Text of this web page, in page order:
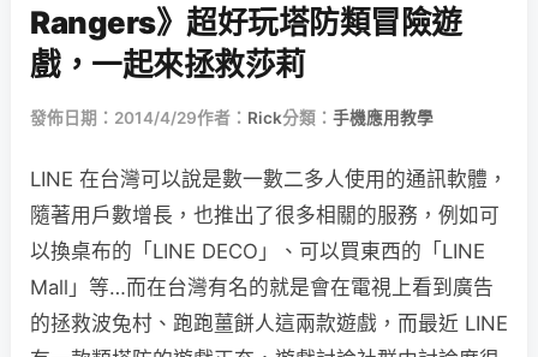
Rangers》超好玩塔防類冒險遊
戲，一起來拯救莎莉
發佈日期：2014/4/29作者： Rick分類： 手機應用教學
LINE 在台灣可以說是數一數二多人使用的通訊軟體，
隨著用戶數增長，也推出了很多相關的服務，例如可
以換桌布的「LINE DECO」、可以買東西的「LINE
Mall」等…而在台灣有名的就是會在電視上看到廣告
的拯救波兔村、跑跑薑餅人這兩款遊戲，而最近 LINE